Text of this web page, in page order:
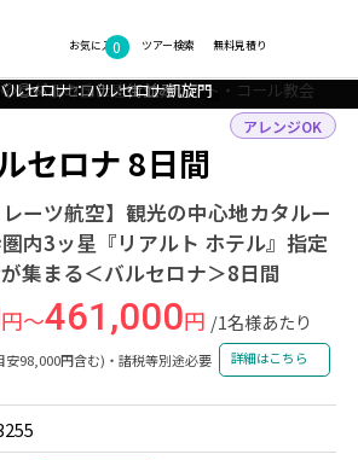
お気に入り
0 無料見積り
ツアー検索
イン バルセロナ ツアー詳細
セロナ 8日間
レーツ航空】観光の中心地カタルー
内3ッ星『リアルト ホテル』指定
集まる＜バルセロナ＞8日間
アレンジOK
円～461,000円 /1名様あたり
98,000円含む)・諸税等別途必要 詳細はこちら
ルセロナ：カサ・ミラ
ビダボの丘に建つサグラット・コール教会
◇◎バルセロナ：街並み
セロナ：バルセロナ凱旋門
フォトギャラリー